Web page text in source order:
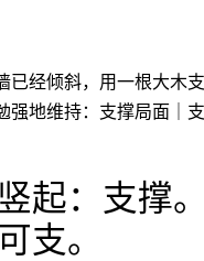
经倾斜，用一根大木
地维持：支撑局面｜
起：支撑
支。